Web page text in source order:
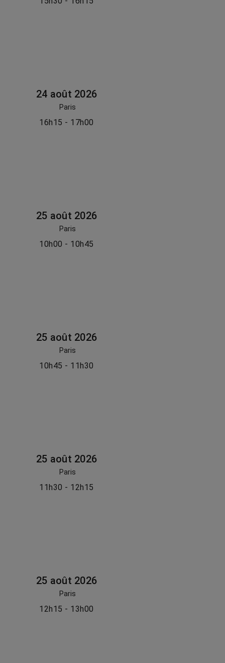
24 août 2026
Paris
16h15 - 17h00
25 août 2026
Paris
10h00 - 10h45
25 août 2026
Paris
10h45 - 11h30
25 août 2026
Paris
11h30 - 12h15
25 août 2026
Paris
12h15 - 13h00